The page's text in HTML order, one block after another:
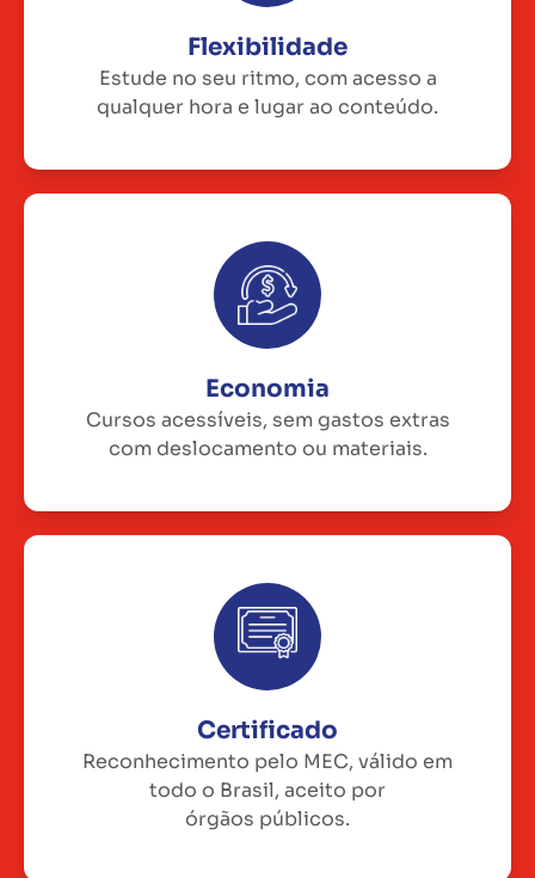
Flexibilidade
Estude no seu ritmo, com acesso a
qualquer hora e lugar ao conteúdo.
Economia
Cursos acessíveis, sem gastos extras
com deslocamento ou materiais.
Certificado
Reconhecimento pelo MEC, válido em
todo o Brasil, aceito por
órgãos públicos.